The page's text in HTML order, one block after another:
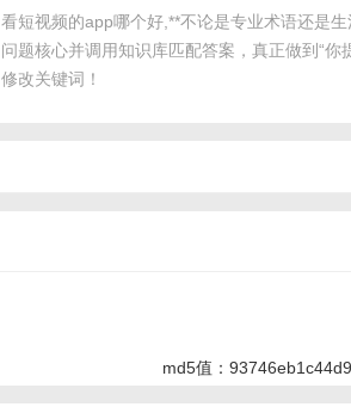
看短视频的app哪个好,**不论是专业术语还是
问题核心并调用知识库匹配答案，真正做到“你
修改关键词！
md5值：